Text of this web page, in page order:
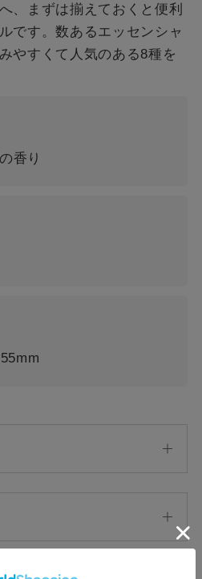
、まずは揃えておくと便利
です。数あるエッセンシャ
やすくて人気のある8種を
香り